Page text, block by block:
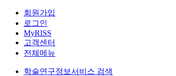
회원가입
로그인
MyRISS
고객센터
전체메뉴
학술연구정보서비스 검색